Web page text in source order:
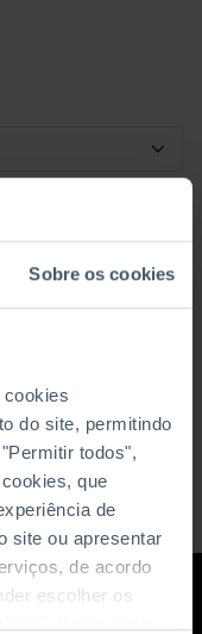
Sobre os cookies
do site, permitindo
todos",
que
de
site ou apresentar
de acordo
escolher os